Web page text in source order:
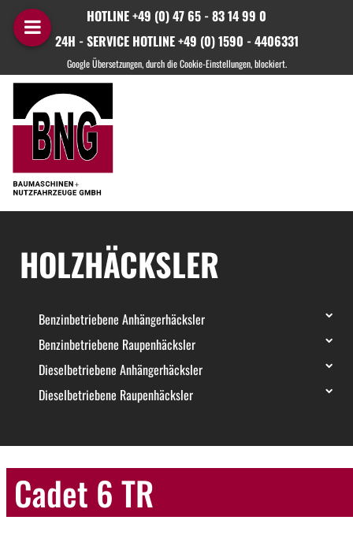
HOTLINE +49 (0) 47 65 - 83 14 99 0
24H - SERVICE HOTLINE +49 (0) 1590 - 4406331
HOLZHÄCKSLER
Benzinbetriebene Anhängerhäcksler
Benzinbetriebene Raupenhäcksler
Dieselbetriebene Anhängerhäcksler
Dieselbetriebene Raupenhäcksler
Cadet 6 TR